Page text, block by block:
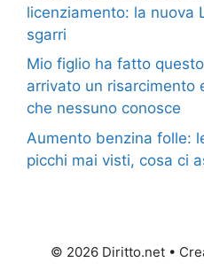
licenziamento: la nuova
sgarri
Mio figlio ha fatto
arrivato un risarcimento
che nessuno conosce
Aumento benzina folle:
picchi mai visti, cosa ci
© 2026 Diritto.net •